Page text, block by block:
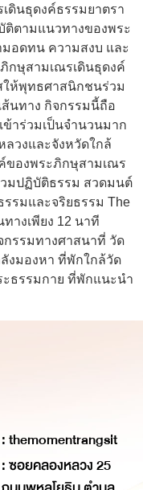
ดินธุดงค์ธรรมยาตรา
ติตามแนวทางของพระ
อดทน ความสงบ และ
กษุสามเณรเดินธุดงค์
ให้พุทธศาสนิกชนร่วม
นทาง กิจกรรมนี้ถือ
าร่วมเป็นจำนวนมาก
วงและจังหวัดใกล้
ของพระภิกษุสามเณร
มปฏิบัติธรรม สวดมนต์
รมและจริยธรรม The
างเพียง 12 นาที
รรมทางศาสนาที่ วัด
งมองหา ที่พักใกล้วัด
ธรรมกาย ที่พักแนะนำ
: themomentrangsit
: ซอยคลองหลวง 25